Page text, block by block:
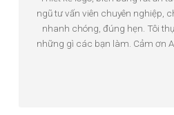
ngũ tư vấn viên chuyên nghiệp,
nhanh chóng, đúng hẹn. Tôi
những gì các bạn làm. Cảm ơn